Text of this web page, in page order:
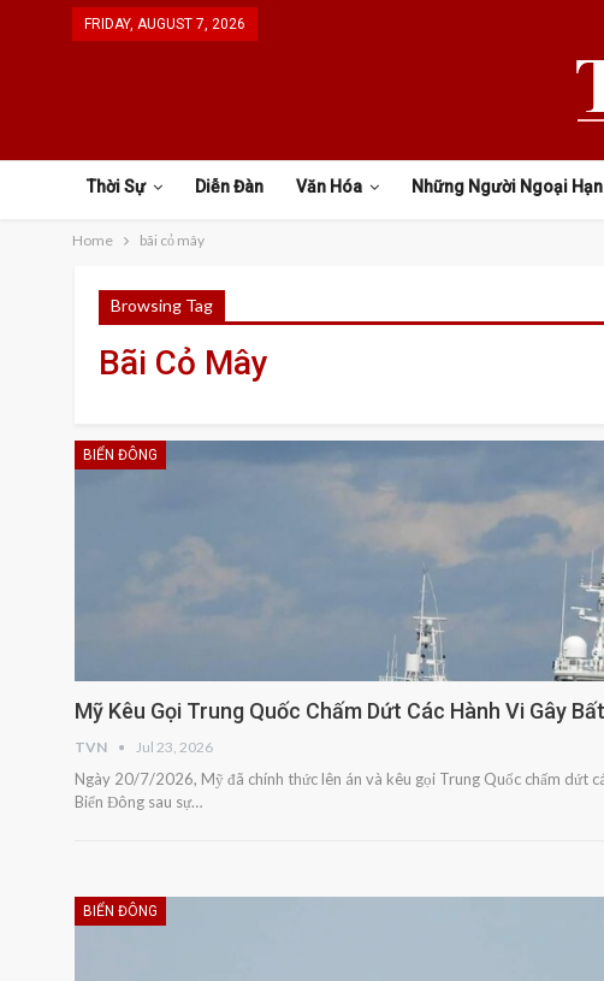
FRIDAY, AUGUST 7, 2026
Thời Sự Diễn Đàn Văn Hóa Những Người Ngoại
Home bãi cỏ mây
Browsing Tag
Bãi Cỏ Mây
BIỂN ĐÔNG
Mỹ Kêu Gọi Trung Quốc Chấm Dứt Các Hành Vi Gây
TVN Jul 23, 2026
Ngày 20/7/2026, Mỹ đã chính thức lên án và kêu gọi Trung Quốc chấm dứt
Biển Đông sau sự…
BIỂN ĐÔNG